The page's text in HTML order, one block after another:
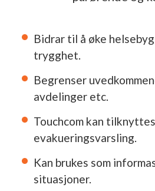
Bidrar til å øke
trygghet.
Begrenser
avdelinger etc.
Touchcom kan
evakueringsvarsling.
Kan brukes som
situasjoner.